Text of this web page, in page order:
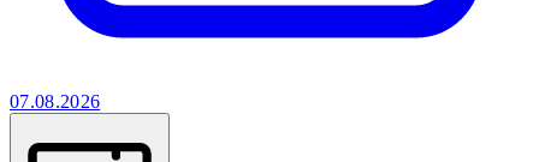
07.08.2026